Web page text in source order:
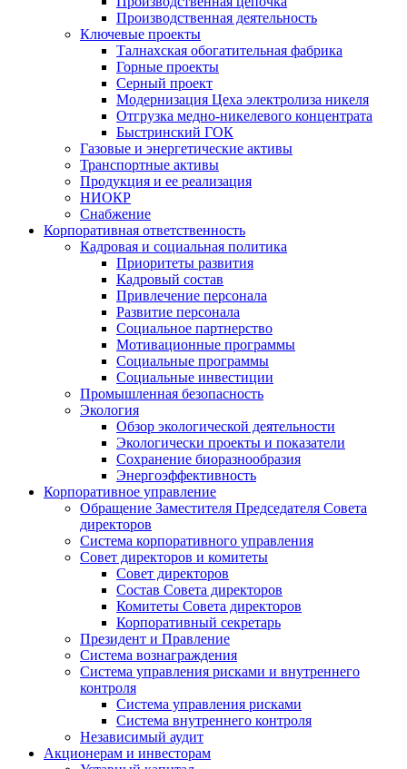
Производственная деятельность
Ключевые проекты
Талнахская обогатительная фабрика
Горные проекты
Серный проект
Модернизация Цеха электролиза никеля
Отгрузка медно-никелевого концентрата
Быстринский ГОК
Газовые и энергетические активы
Транспортные активы
Продукция и ее реализация
НИОКР
Снабжение
Корпоративная ответственность
Кадровая и социальная политика
Приоритеты развития
Кадровый состав
Привлечение персонала
Развитие персонала
Социальное партнерство
Мотивационные программы
Социальные программы
Социальные инвестиции
Промышленная безопасность
Экология
Обзор экологической деятельности
Экологически проекты и показатели
Сохранение биоразнообразия
Энергоэффективность
Корпоративное управление
Обращение Заместителя Председателя Совета
директоров
Система корпоративного управления
Совет директоров и комитеты
Совет директоров
Состав Совета директоров
Комитеты Совета директоров
Корпоративный секретарь
Президент и Правление
Система вознаграждения
Система управления рисками и внутреннего
контроля
Система управления рисками
Система внутреннего контроля
Независимый аудит
Акционерам и инвесторам